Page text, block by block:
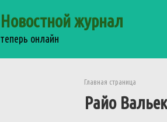
Новостной журнал
теперь онлайн
Главная страница
Райо